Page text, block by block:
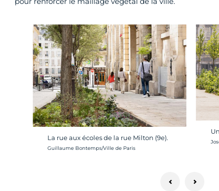
La rue aux écoles de la rue Milton (9e).
Crédit photo :
Guillaume Bontemps/Ville de Paris